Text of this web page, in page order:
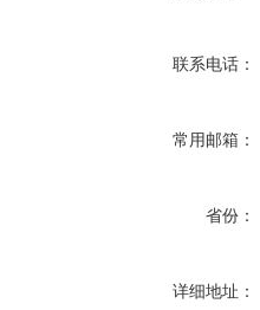
联系电话：
常用邮箱：
省份：
详细地址：